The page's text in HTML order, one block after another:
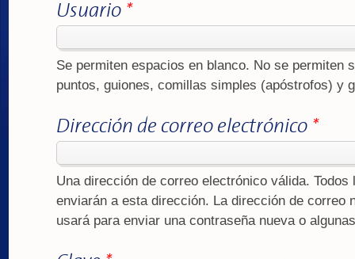
Usuario *
Se permiten espacios en blanco. No se permiten
puntos, guiones, comillas simples (apóstrofos) y
Dirección de correo electrónico *
Una dirección de correo electrónico válida.
enviarán a esta dirección. La dirección de correo
usará para enviar una contraseña nueva o